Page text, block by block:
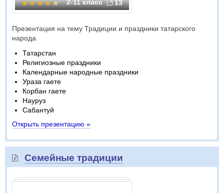
2-11 класс 13
Презентация на тему Традиции и праздники татарского
народа
Татарстан
Религиозные праздники
Календарные народные праздники
Ураза гаете
Корбан гаете
Науруз
Сабантуй
Открыть презентацию »
Семейные традиции